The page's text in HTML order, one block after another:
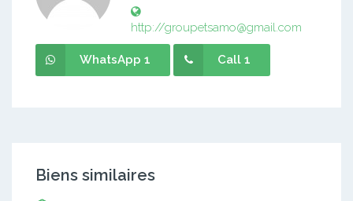
http://groupetsamo@gmail.com
WhatsApp 1 Call 1
Biens similaires